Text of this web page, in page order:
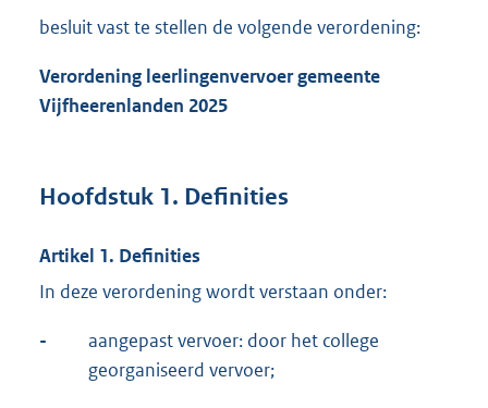
besluit vast te stellen de volgende verordening:
Verordening leerlingenvervoer gemeente
Vijfheerenlanden 2025
Hoofdstuk 1. Definities
Artikel 1. Definities
In deze verordening wordt verstaan onder:
-
aangepast vervoer: door het college
georganiseerd vervoer;